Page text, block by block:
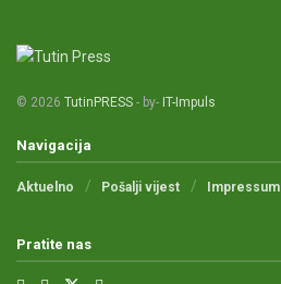
© 2026 TutinPRESS - by- IT-Impuls
Navigacija
Aktuelno Pošalji vijest Impressum
Pratite nas